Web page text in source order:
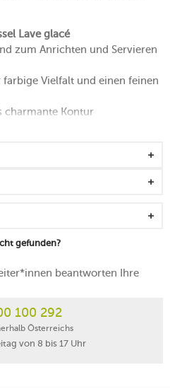
Lave glacé
zum Anrichten und Servieren
Vielfalt und einen feinen
charmante Kontur
gefunden?
beantworten Ihre
100 292
Österreichs
von 8 bis 17 Uhr